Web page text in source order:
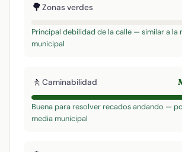
🌳Zonas verdes
Principal debilidad de la calle — similar a la
municipal
🚶 Caminabilidad
Buena para resolver recados andando —
media municipal